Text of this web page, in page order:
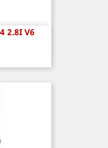
2.8I V6